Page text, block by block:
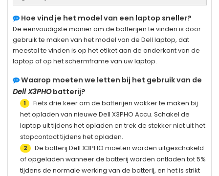
Hoe vind je het model van een laptop sneller?
De eenvoudigste manier om de batterijen te vinden is door
gebruik te maken van het model van de Dell laptop, dat
meestal te vinden is op het etiket aan de onderkant van de
laptop of op het schermframe van uw laptop.
Waarop moeten we letten bij het gebruik van de
Dell X3PHObatterij?
1
Fiets drie keer om de batterijen wakker te maken bij
het opladen van nieuwe Dell X3PHO Accu. Schakel de
laptop uit tijdens het opladen en trek de stekker niet uit het
stopcontact tijdens het opladen.
2 De batterij Dell X3PHO moeten worden uitgeschakeld
of opgeladen wanneer de batterij worden ontladen tot 5%
tijdens de normale werking van de batterij, en het is strikt